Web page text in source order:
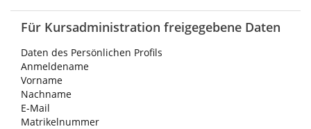
Für Kursadministration freigegebene Daten
Daten des Persönlichen Profils
Anmeldename
Vorname
Nachname
E-Mail
Matrikelnummer